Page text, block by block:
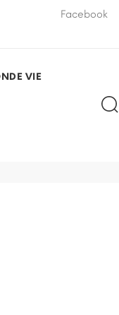
LIVRAISON PAR
Facebook
VIE